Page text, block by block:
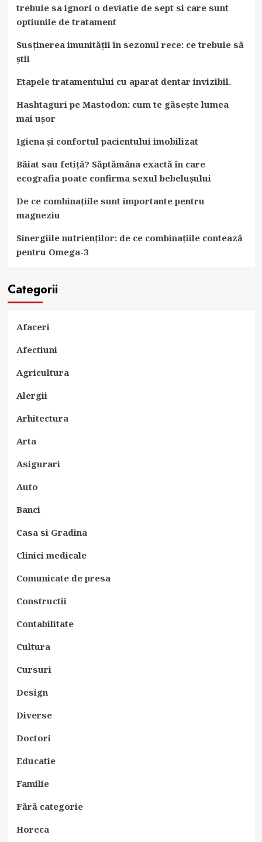
trebuie sa ignori o deviatie de sept si care sunt
optiunile de tratament
Susținerea imunității în sezonul rece: ce trebuie să
știi
Etapele tratamentului cu aparat dentar invizibil.
Hashtaguri pe Mastodon: cum te găsește lumea
mai ușor
Igiena și confortul pacientului imobilizat
Băiat sau fetiță? Săptămâna exactă în care
ecografia poate confirma sexul bebelușului
De ce combinațiile sunt importante pentru
magneziu
Sinergiile nutrienților: de ce combinațiile contează
pentru Omega-3
Categorii
Afaceri
Afectiuni
Agricultura
Alergii
Arhitectura
Arta
Asigurari
Auto
Banci
Casa si Gradina
Clinici medicale
Comunicate de presa
Constructii
Contabilitate
Cultura
Cursuri
Design
Diverse
Doctori
Educatie
Familie
Fără categorie
Horeca